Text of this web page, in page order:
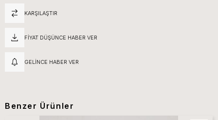
KARŞILAŞTIR
FIYAT DÜŞÜNCE HABER VER
GELINCE HABER VER
Benzer Ürünler